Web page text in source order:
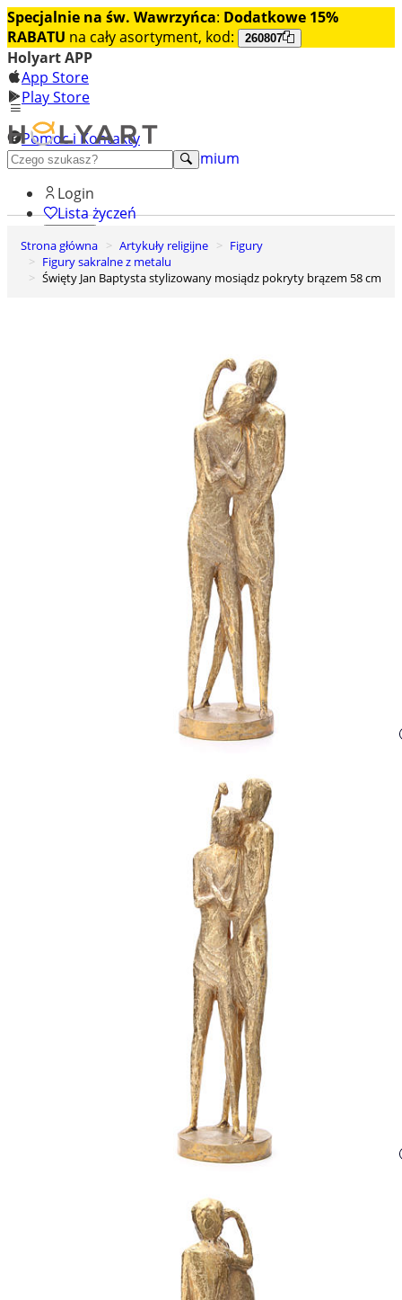
Specjalnie na św. Wawrzyńca: Dodatkowe 15%
RABATU na cały asortyment, kod: 260807
Holyart APP
App Store
Play Store
Pomoc i Kontakty
+48 222 922 860
Odkryj premium
Login
Lista życzeń
0
Koszyk
Strona główna Artykuły religijne
Figury
Figury sakralne z metalu
Święty Jan Baptysta stylizowany mosiądz pokryty brązem 58 cm